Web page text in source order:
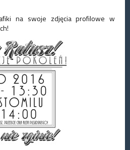
na swoje zdjęcia profilowe w